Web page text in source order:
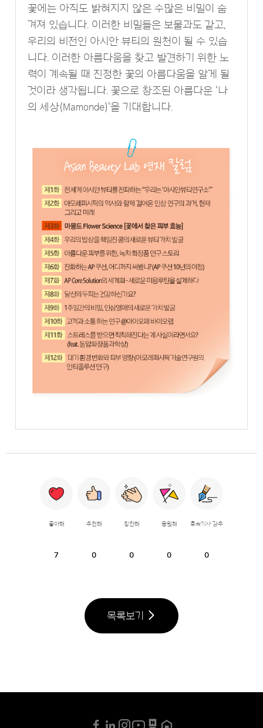
꽃에는 아직도 밝혀지지 않은 수많은 비밀이 숨
겨져 있습니다. 이러한 비밀들은 보물과도 같고,
우리의 비전인 아시안 뷰티의 원천이 될 수 있습
니다. 이러한 아름다움을 찾고 발견하기 위한 노
력이 계속될 때 진정한 꽃의 아름다움을 알게 될
것이라 생각됩니다. 꽃으로 창조된 아름다운 '나
의 세상(Mamonde)'을 기대합니다.
좋아해
7
추천해
0
칭찬해
0
응원해
0
후속기사 강추
0
목록보기